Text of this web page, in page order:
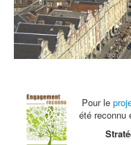
Guide Nature
Centre de Ressources
Contact
Pour le
été reconnu